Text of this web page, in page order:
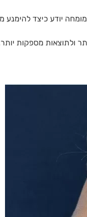
יודע כיצד להימנע
ולתוצאות מספקות